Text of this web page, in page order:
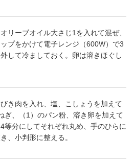
リーブオイル大さじ1を入れて混ぜ、
プをかけて電子レンジ（600W）で3
して冷ましておく。卵は溶きほぐし
き肉を入れ、塩、こしょうを加えて
ぎ、（1）のパン粉、溶き卵を加えて
等分にしてそれぞれ丸め、手のひらに
、小判形に整える。